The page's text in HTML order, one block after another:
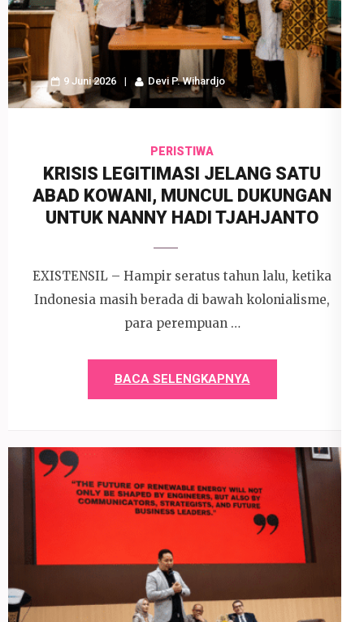
9 Juni 2026 Devi P. Wihardjo
PERISTIWA
KRISIS LEGITIMASI JELANG SATU
ABAD KOWANI, MUNCUL DUKUNGAN
UNTUK NANNY HADI TJAHJANTO
EXISTENSIL – Hampir seratus tahun lalu, ketika
Indonesia masih berada di bawah kolonialisme,
para perempuan …
BACA SELENGKAPNYA